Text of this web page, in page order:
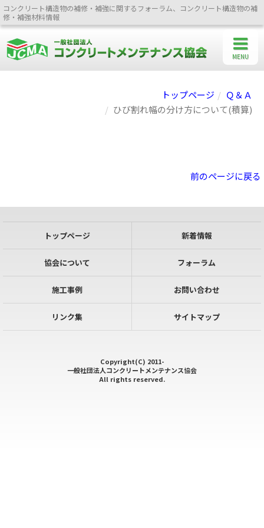
コンクリート構造物の補修・補強に関するフォーラム、コンクリート構造物の補
修・補強材料情報
トップページ
Ｑ＆Ａ
ひび割れ幅の分け方について(積算)
前のページに戻る
トップページ 新着情報
協会について フォーラム
施工事例 お問い合わせ
リンク集 サイトマップ
Copyright(C) 2011-
一般社団法人コンクリートメンテナンス協会
All rights reserved.
MENU